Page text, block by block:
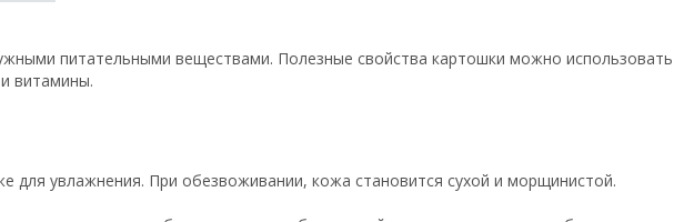
питательными веществами. Полезные свойства картошки можно использовать
витамины.
увлажнения. При обезвоживании, кожа становится сухой и морщинистой.